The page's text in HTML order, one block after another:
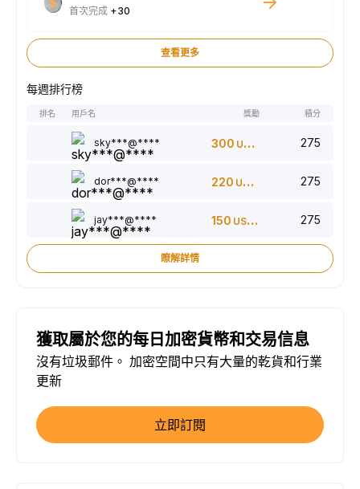
首次完成 +30
查看更多
每週排行榜
排名 用戶名 獎勵 積分
sky***@**** 300 USDT 275
dor***@**** 220 USDT 275
jay***@**** 150 USDT 275
瞭解詳情
獲取屬於您的每日加密貨幣和交易信息
沒有垃圾郵件。 加密空間中只有大量的乾貨和行業
更新
立即訂閱